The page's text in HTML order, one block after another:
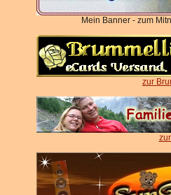
Mein Banner - zum
zur